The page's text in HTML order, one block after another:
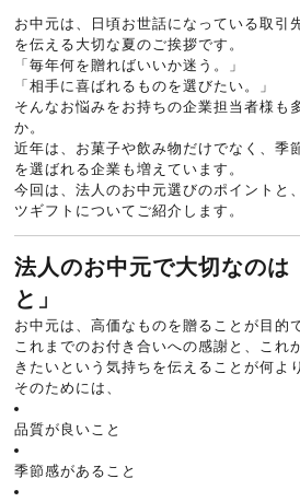
お中元は、日頃お世話になっている取引
を伝える大切な夏のご挨拶です。
「毎年何を贈ればいいか迷う。」
「相手に喜ばれるものを選びたい。」
そんなお悩みをお持ちの企業担当者様も
か。
近年は、お菓子や飲み物だけでなく、季
を選ばれる企業も増えています。
今回は、法人のお中元選びのポイントと
ツギフトについてご紹介します。
法人のお中元で大切なのは
と」
お中元は、高価なものを贈ることが目的
これまでのお付き合いへの感謝と、これ
きたいという気持ちを伝えることが何よ
そのためには、
品質が良いこと
季節感があること